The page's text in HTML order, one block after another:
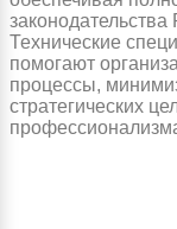
Технические
помогают
процессы,
стратегических